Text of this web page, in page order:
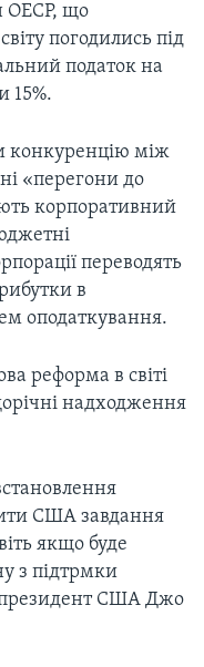
ОЕСР, що
погодились під
податок на
15%.
конкуренцію між
«перегони до
корпоративний
переводять
в
оподаткування.
реформа в світі
надходження
США завдання
якщо буде
з підтрмки
президент США Джо